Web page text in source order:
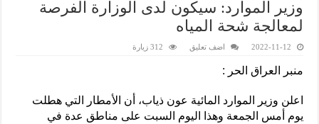
وزير الموارد: سيكون لدى الوزارة الفرصة
لمعالجة شحة المياه
2022-11-12 اضف تعليق 312 زيارة
منبر العراق الحر :
اعلن وزير الموارد المائية عون ذياب، أن الأمطار التي هطلت
يوم أمس الجمعة وهذا اليوم السبت على مناطق عدة في